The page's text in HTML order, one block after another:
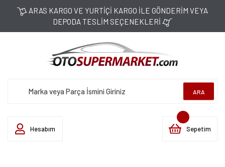
ARAS KARGO VE YURTİÇİ KARGO İLE GÖNDERİM VEYA
DEPODA TESLİM SEÇENEKLERİ
ARA
Hesabım Sepetim